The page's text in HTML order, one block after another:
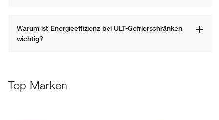
Warum ist Energieeffizienz bei ULT-Gefrierschränken
wichtig?
Top Marken